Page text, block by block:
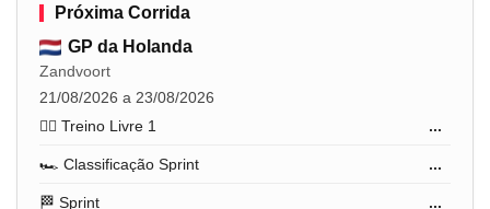
Próxima Corrida
GP da Holanda
Zandvoort
21/08/2026 a 23/08/2026
🏋️‍♂️ Treino Livre 1
...
🏎️ Classificação Sprint ...
🏁 Sprint ...